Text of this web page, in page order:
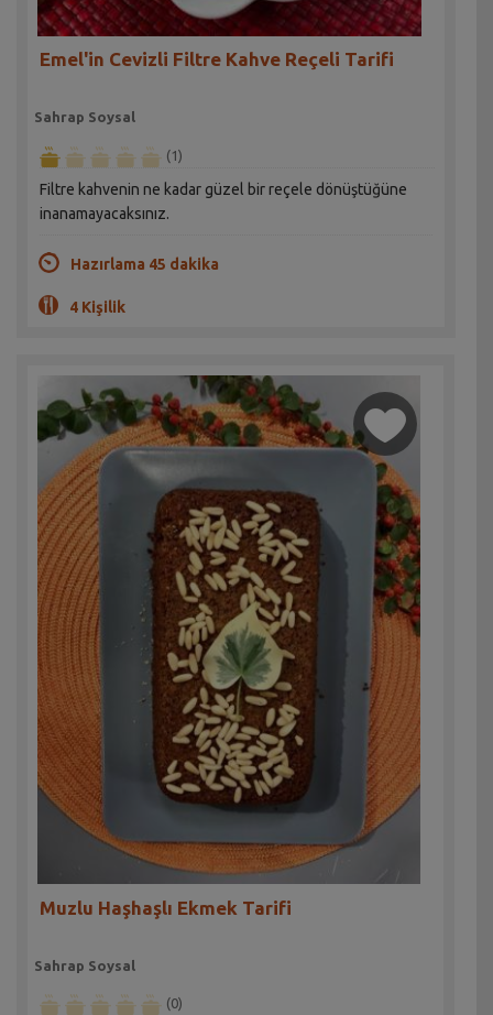
Emel'in Cevizli Filtre Kahve Reçeli Tarifi
Sahrap Soysal
(1)
Filtre kahvenin ne kadar güzel bir reçele dönüştüğüne
inanamayacaksınız.
Hazırlama 45 dakika
4 Kişilik
Muzlu Haşhaşlı Ekmek Tarifi
Sahrap Soysal
(0)